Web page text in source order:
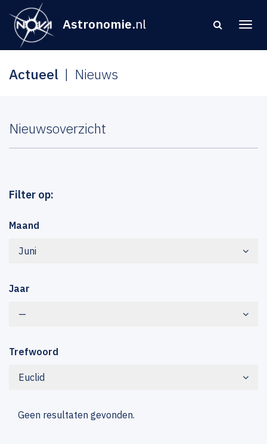
Astronomie.nl
Actueel Nieuws
Nieuwsoverzicht
Filter op:
Maand
Juni
Jaar
—
Trefwoord
Euclid
Geen resultaten gevonden.